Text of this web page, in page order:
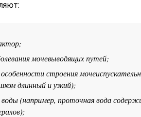
мочевыводящих путей;
строения
длинный и узкий);
воды (например, проточная вода